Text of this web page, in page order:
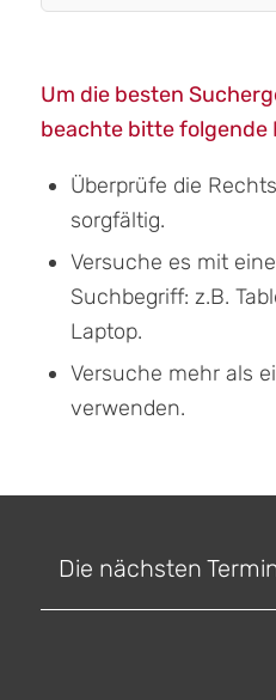
Um die besten
beachte bitte folgende
Überprüfe die
sorgfältig.
Versuche es mit
Suchbegriff: z.B.
Laptop.
Versuche mehr als
verwenden.
Die nächsten